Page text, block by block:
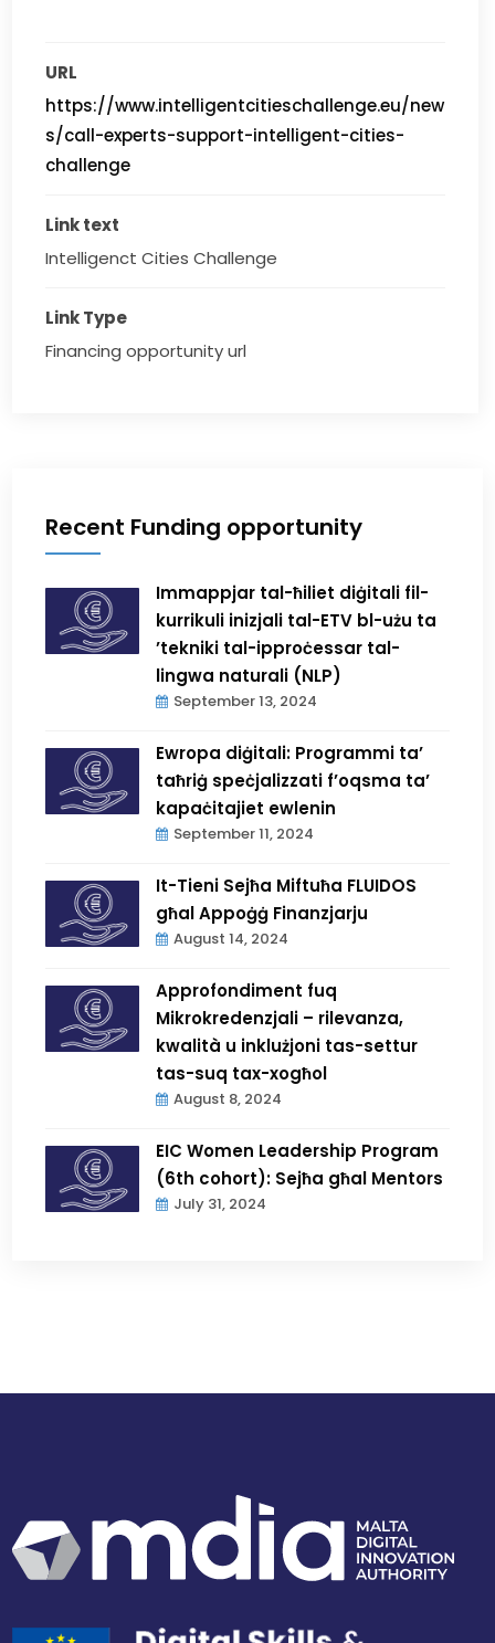
URL
https://www.intelligentcitieschallenge.eu/new
s/call-experts-support-intelligent-cities-
challenge
Link text
Intelligenct Cities Challenge
Link Type
Financing opportunity url
Recent Funding opportunity
Immappjar tal-ħiliet diġitali fil-
kurrikuli inizjali tal-ETV bl-użu ta
’tekniki tal-ipproċessar tal-
lingwa naturali (NLP)
September 13, 2024
Ewropa diġitali: Programmi ta’
taħriġ speċjalizzati f’oqsma ta’
kapaċitajiet ewlenin
September 11, 2024
It-Tieni Sejħa Miftuħa FLUIDOS
għal Appoġġ Finanzjarju
August 14, 2024
Approfondiment fuq
Mikrokredenzjali – rilevanza,
kwalità u inklużjoni tas-settur
tas-suq tax-xogħol
August 8, 2024
EIC Women Leadership Program
(6th cohort): Sejħa għal Mentors
July 31, 2024